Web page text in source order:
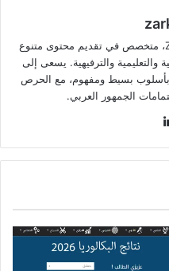
كاتب ومحرر لدى موقع Zarkachat.com، متخصص في تقديم محتوى متنوع
والترفيهية. يسعى إلى
بأسلوب بسيط ومفهوم، مع الحرص
الجمهور العربي.